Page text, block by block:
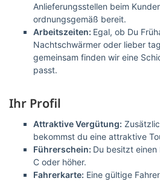
Anlieferungsstellen beim
ordnungsgemäß bereit.
Arbeitszeiten: Egal, ob Du
Nachtschwärmer oder lieber
gemeinsam finden wir eine
passt.
Ihr Profil
Attraktive Vergütung:
bekommst du eine attraktive
Führerschein: Du besitzt einen
C oder höher.
Fahrerkarte: Eine gültige